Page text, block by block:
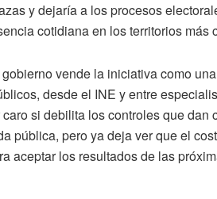
y dejaría a los procesos
cotidiana en los territorios más
vende la iniciativa como
desde el INE y entre
si debilita los controles que
pública, pero ya deja ver que el
aceptar los resultados de las